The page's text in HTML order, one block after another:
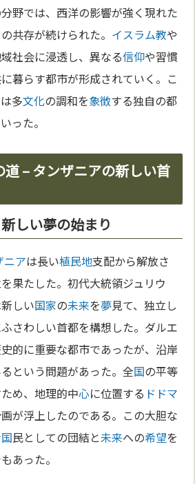
野では、西洋の影響が強く現れた
共存が続けられた。 イスラム教や
社会に浸透し、異なる信仰や習慣
暮らす都市が形成されていく。こ
は多文化の調和を象徴する独自の都
った。
– タンザニアの新しい首
しい夢の始まり
ニアは長い植民地支配から解放さ
果たした。初代大統領ジュリウ
しい国家の未来を夢見て、独立し
さわしい首都を構想した。ダルエ
的に重要な都市であったが、沿岸
という問題があった。全国の平等
め、地理的中心に位置する ドドマ
が浮上したのである。この大胆な
国民としての団結と未来への希望を
あった。